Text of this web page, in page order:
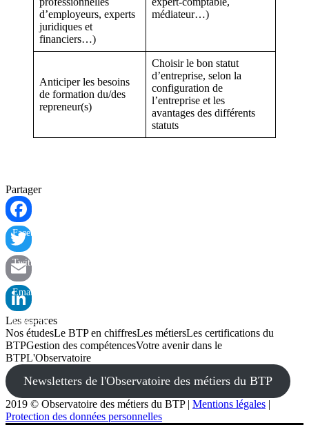
d’employeurs, experts
juridiques et
financiers…)
médiateur…)
Anticiper les besoins
de formation du/des
repreneur(s)
Choisir le bon statut
d’entreprise, selon la
configuration de
l’entreprise et les
avantages des différents
statuts
Partager
Facebook
Twitter
Email
LinkedIn
Les espaces
Nos étudesLe BTP en chiffresLes métiersLes certifications du
BTPGestion des compétencesVotre avenir dans le
BTPL'Observatoire
Newsletters de l'Observatoire des métiers du BTP
2019 © Observatoire des métiers du BTP | Mentions légales |
Protection des données personnelles